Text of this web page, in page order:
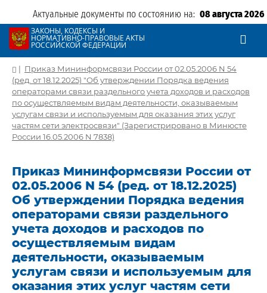
Актуальные документы по состоянию на: 08 августа 2026
ЗАКОНЫ, КОДЕКСЫ И
НОРМАТИВНО-ПРАВОВЫЕ АКТЫ
РОССИЙСКОЙ ФЕДЕРАЦИИ
| Приказ Мининформсвязи России от 02.05.2006 N 54
(ред. от 18.12.2025) "Об утверждении Порядка ведения
операторами связи раздельного учета доходов и расходов
по осуществляемым видам деятельности, оказываемым
услугам связи и используемым для оказания этих услуг
частям сети электросвязи" (Зарегистрировано в Минюсте
России 16.05.2006 N 7838)
Приказ Мининформсвязи России от
02.05.2006 N 54 (ред. от 18.12.2025)
Об утверждении Порядка ведения
операторами связи раздельного
учета доходов и расходов по
осуществляемым видам
деятельности, оказываемым
услугам связи и используемым для
оказания этих услуг частям сети